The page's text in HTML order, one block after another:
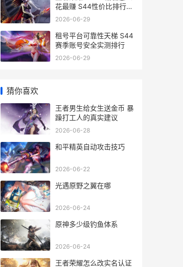
花最赚 S44性价比排行与
避坑指南
2026-06-29
租号平台可靠性天梯 S44
赛季账号安全实测排行
2026-06-29
猜你喜欢
王者男生给女生送金币 暴
躁打工人的真实建议
2026-06-28
和平精英自动攻击技巧
2026-06-22
光遇原野之翼在哪
2026-06-24
原神多少级钓鱼体系
2026-06-24
王者荣耀怎么改实名认证